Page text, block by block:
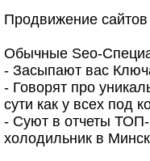
Продвижение сайтов
Обычные Seo-
- Засыпают вас
- Говорят про
сути как у всех под
- Суют в отчеты ТОП-
холодильник в